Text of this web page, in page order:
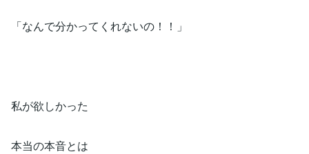
「なんで分かってくれないの！！」
私が欲しかった
本当の本音とは